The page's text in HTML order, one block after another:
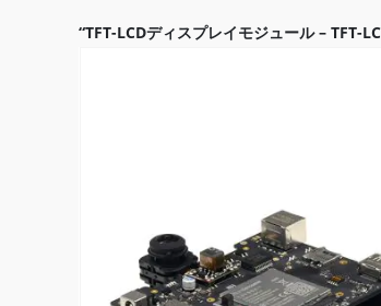
“TFT-LCDディスプレイモジュール – TFT-